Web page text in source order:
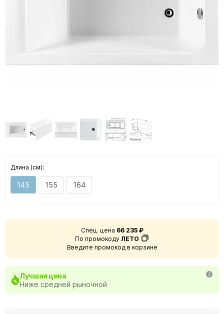
Длина (см):
145 155 164
Спец. цена 66 235 ₽
По промокоду ЛЕТО
Введите промокод в корзине
Лучшая цена
Ниже средней рыночной